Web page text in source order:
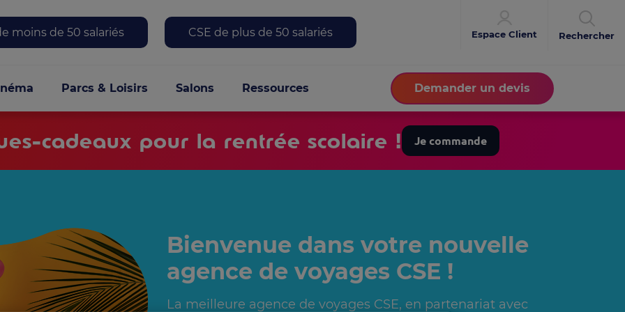
moins de 50 salariés CSE de plus de 50 salariés Espace Client Rechercher
Parcs & Loisirs Salons Ressources Demander un devis
cadeaux pour la rentrée scolaire ! Je commande
Bienvenue dans votre nouvelle
agence de voyages CSE !
La meilleure agence de voyages CSE, en partenariat avec